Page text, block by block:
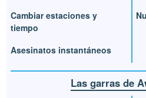
Cambiar estaciones y
tiempo
Asesinatos instantáneos
Las garras de